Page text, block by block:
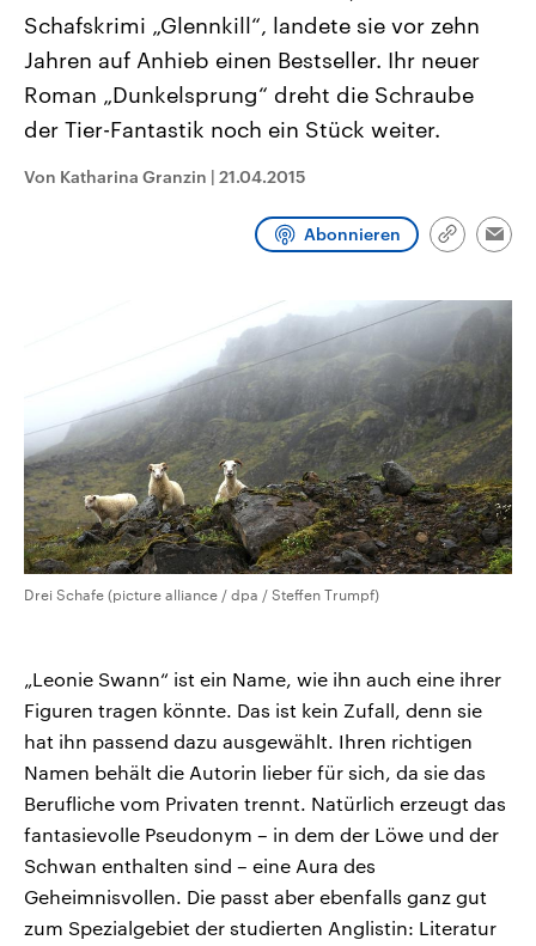
September 2026 einen neuen
Landtag. Seit 2021 wird das
Bundesland von einer Koalition aus
Umfragen, Prognosen,
Wahlprogramme, aktuelle Berichte
und Hintergründe zu den Parteien
Wahl.
gehören die Vereinigten
mit großem Einfluss auf
Sendungen Programm Podcasts
Schafskrimi „Glennkill“, landete sie vor zehn
Jahren auf Anhieb einen Bestseller. Ihr neuer
Roman „Dunkelsprung“ dreht die Schraube
der Tier-Fantastik noch ein Stück weiter.
Von Katharina Granzin | 21.04.2015
Abonnieren
Link
Drei Schafe (picture alliance / dpa / Steffen Trumpf)
„Leonie Swann“ ist ein Name, wie ihn auch eine ihrer
Figuren tragen könnte. Das ist kein Zufall, denn sie
hat ihn passend dazu ausgewählt. Ihren richtigen
Namen behält die Autorin lieber für sich, da sie das
Berufliche vom Privaten trennt. Natürlich erzeugt das
fantasievolle Pseudonym – in dem der Löwe und der
Schwan enthalten sind – eine Aura des
Geheimnisvollen. Die passt aber ebenfalls ganz gut
zum Spezialgebiet der studierten Anglistin: Literatur